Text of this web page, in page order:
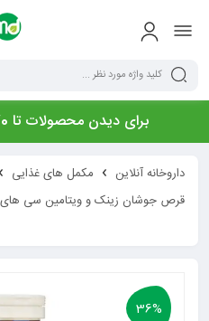
برای دیدن محصولات تا 70% تخفیف کلیک کنید.
داروخانه آنلاین مکمل های غذایی
قرص جوشان زینک و ویتامین سی های هلث
36%